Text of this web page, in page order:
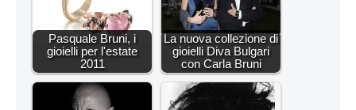
Pasquale Bruni, i
gioielli per l'estate
2011
La nuova collezione di
gioielli Diva Bulgari
con Carla Bruni